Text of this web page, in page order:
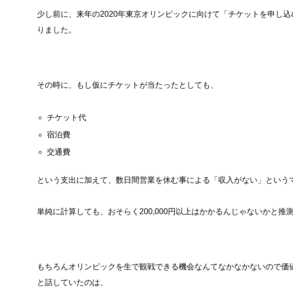
少し前に、来年の2020年東京オリンピックに向けて「チケットを申し
りました。
その時に、もし仮にチケットが当たったとしても、
チケット代
宿泊費
交通費
という支出に加えて、数日間営業を休む事による「収入がない」という
単純に計算しても、おそらく200,000円以上はかかるんじゃないかと推測
もちろんオリンピックを生で観戦できる機会なんてなかなかないので
と話していたのは、